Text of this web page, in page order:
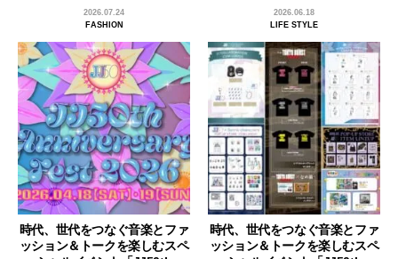
2026.07.24
FASHION
2026.06.18
LIFE STYLE
時代、世代をつなぐ音楽とファ
ッション＆トークを楽しむスペ
時代、世代をつなぐ音楽とファ
ッション＆トークを楽しむスペ